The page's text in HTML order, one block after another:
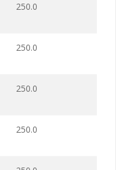
250.0
250.0
250.0
250.0